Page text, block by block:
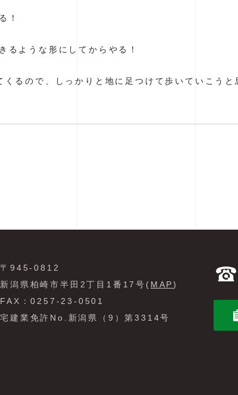
！
るような形にしてからやる！
るので、しっかりと地に足つけて歩いていこう
〒945-0812
新潟県柏崎市半田2丁目1番17号( MAP)
FAX：0257-23-0501
宅建業免許No.新潟県（9）第3314号